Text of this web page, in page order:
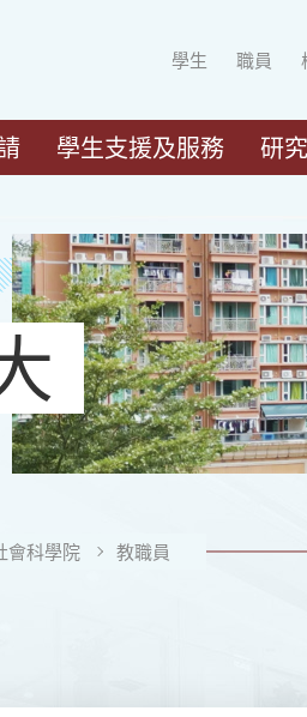
學生 職員
學生支援及服務 研究
會科學院 教職員